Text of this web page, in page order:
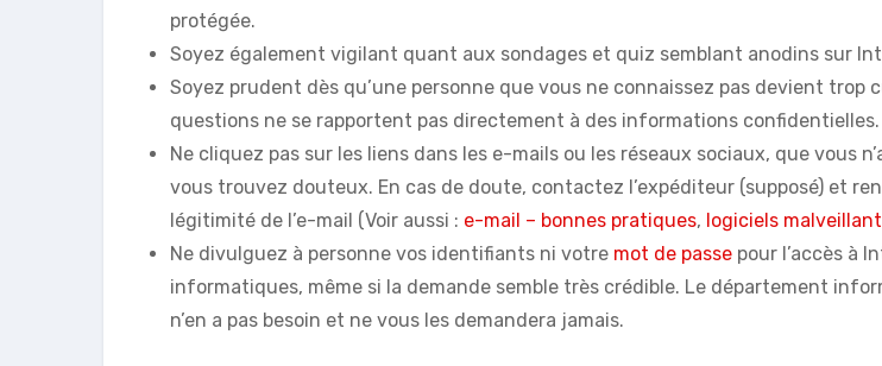
protégée.
Soyez également vigilant quant aux sondages et quiz semblant anodins sur
Soyez prudent dès qu’une personne que vous ne connaissez pas devient trop
questions ne se rapportent pas directement à des informations confidentielles.
Ne cliquez pas sur les liens dans les e-mails ou les réseaux sociaux, que vous
vous trouvez douteux. En cas de doute, contactez l’expéditeur (supposé) et
légitimité de l’e-mail (Voir aussi : e-mail – bonnes pratiques, logiciels
Ne divulguez à personne vos identifiants ni votre mot de passe pour l’accès à
informatiques, même si la demande semble très crédible. Le département
n’en a pas besoin et ne vous les demandera jamais.